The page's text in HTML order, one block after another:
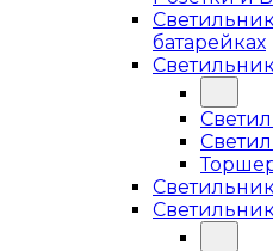
батарейках